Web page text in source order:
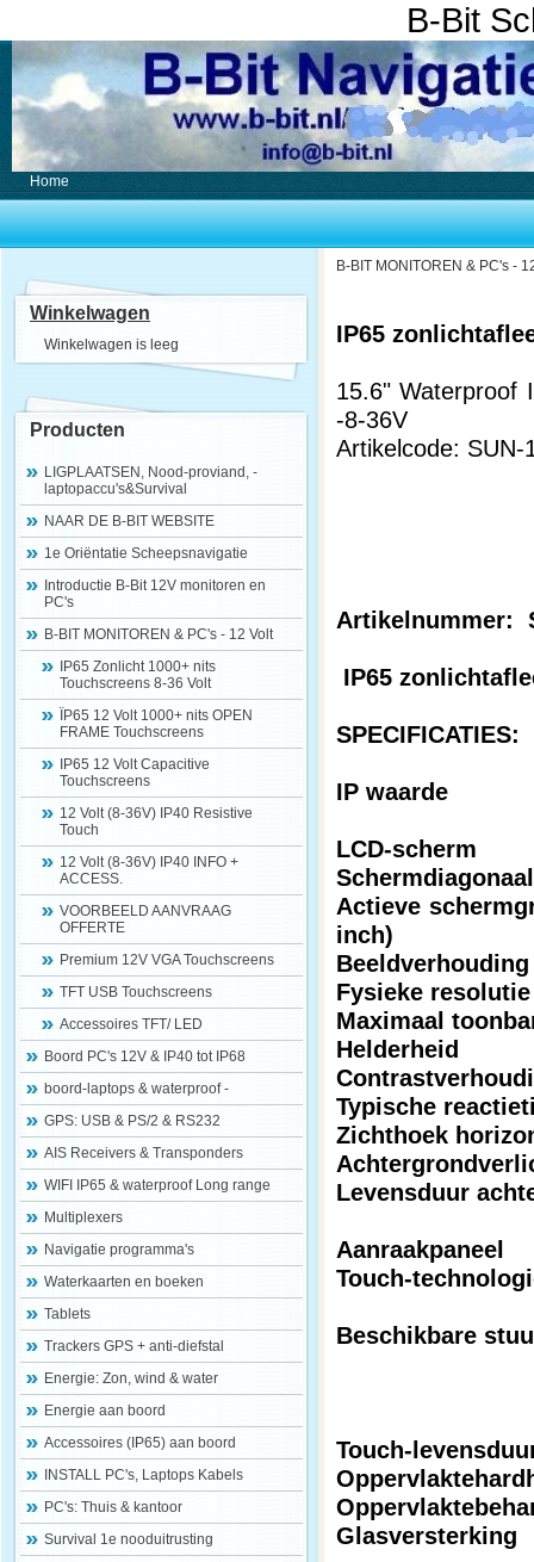
B-Bit
Home
Winkelwagen
Winkelwagen is leeg
Producten
LIGPLAATSEN, Nood-proviand, -
laptopaccu's&Survival
NAAR DE B-BIT WEBSITE
1e Oriëntatie Scheepsnavigatie
Introductie B-Bit 12V monitoren en
PC's
B-BIT MONITOREN & PC's - 12 Volt
IP65 Zonlicht 1000+ nits
Touchscreens 8-36 Volt
ÏP65 12 Volt 1000+ nits OPEN
FRAME Touchscreens
IP65 12 Volt Capacitive
Touchscreens
12 Volt (8-36V) IP40 Resistive
Touch
12 Volt (8-36V) IP40 INFO +
ACCESS.
VOORBEELD AANVRAAG
OFFERTE
Premium 12V VGA Touchscreens
TFT USB Touchscreens
Accessoires TFT/ LED
Boord PC's 12V & IP40 tot IP68
boord-laptops & waterproof -
GPS: USB & PS/2 & RS232
AIS Receivers & Transponders
WIFI IP65 & waterproof Long range
Multiplexers
Navigatie programma's
Waterkaarten en boeken
Tablets
Trackers GPS + anti-diefstal
Energie: Zon, wind & water
Energie aan boord
Accessoires (IP65) aan boord
INSTALL PC's, Laptops Kabels
PC's: Thuis & kantoor
Survival 1e nooduitrusting
B-BIT MONITOREN & PC's -
IP65
15.6" Waterproof
-8-36V
Artikelcode:
Artikelnummer:
IP65
SPECIFICATIES:
IP waarde
LCD-scherm
Actieve
inch)
Fysieke
Maximaal
Helderheid
Typische
Zichthoek
Levensduur
Aanraakpaneel
Touch-
Beschikbare
Touch-
Glasversterking